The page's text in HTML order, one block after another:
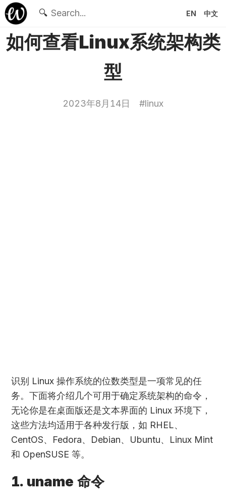
🔍 EN 中文
如何查看Linux系统架构类
型
2023年8月14日 #linux
识别 Linux 操作系统的位数类型是一项常见的任
务。下面将介绍几个可用于确定系统架构的命令，
无论你是在桌面版还是文本界面的 Linux 环境下，
这些方法均适用于各种发行版，如 RHEL、
CentOS、Fedora、Debian、Ubuntu、Linux Mint
和 OpenSUSE 等。
1. uname 命令